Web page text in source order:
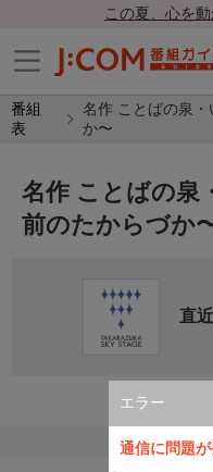
この夏、心を
番組
表
名作 ことばの泉・
か〜
エラー
通信に問題
名作 ことばの泉
前のたからづか
直